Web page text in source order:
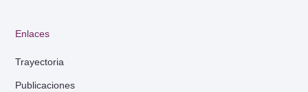
Enlaces
Trayectoria
Publicaciones